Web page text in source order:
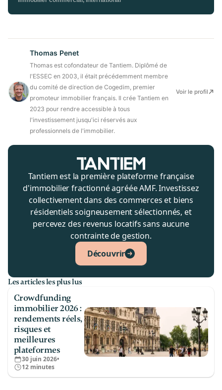
Thomas Penet
Thomas est cofondateur de Tantiem. Diplômé de
l'ESSEC en 2003, il était précédemment membre
du comité de direction de Cogedim, premier
promoteur immobilier français. Il crée Tantiem en
2023 pour rendre accessible à tous
l'investissement jusqu'ici réservés aux
professionnels de l'immobilier.
Voir le profil
Tantiem est la première plateforme française
d'immobilier fractionné agréée AMF. Investissez
collectivement dans des commerces et biens
résidentiels soigneusement sélectionnés, et
percevez des revenus locatifs sans aucune
contrainte de gestion.
Découvrir
Les articles les plus lus
Crowdfunding
immobilier 2026 :
rendements réels,
risques et
meilleures
plateformes
30 juin 2026•
12 minutes